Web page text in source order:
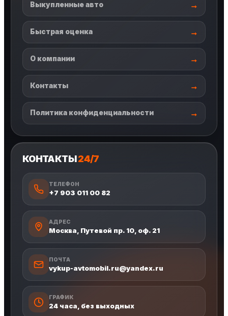
Выкупленные авто
Быстрая оценка
О компании
Контакты
Политика конфиденциальности
КОНТАКТЫ24/7
ТЕЛЕФОН
+7 903 011 00 82
АДРЕС
Москва, Путевой пр. 10, оф. 21
ПОЧТА
vykup-avtomobil.ru@yandex.ru
ГРАФИК
24 часа, без выходных